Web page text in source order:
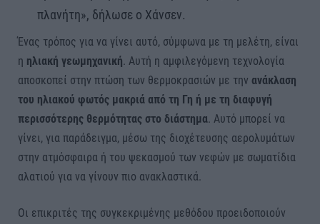
πλανήτη», δήλωσε ο Χάνσεν.
Ένας τρόπος για να γίνει αυτό, σύμφωνα με τη μελέτη, είναι
η ηλιακή γεωμηχανική. Αυτή η αμφιλεγόμενη τεχνολογία
αποσκοπεί στην πτώση των θερμοκρασιών με την ανάκλαση
του ηλιακού φωτός μακριά από τη Γη ή με τη διαφυγή
περισσότερης θερμότητας στο διάστημα. Αυτό μπορεί να
γίνει, για παράδειγμα, μέσω της διοχέτευσης αερολυμάτων
στην ατμόσφαιρα ή του ψεκασμού των νεφών με σωματίδια
αλατιού για να γίνουν πιο ανακλαστικά.
Οι επικριτές της συγκεκριμένης μεθόδου προειδοποιούν